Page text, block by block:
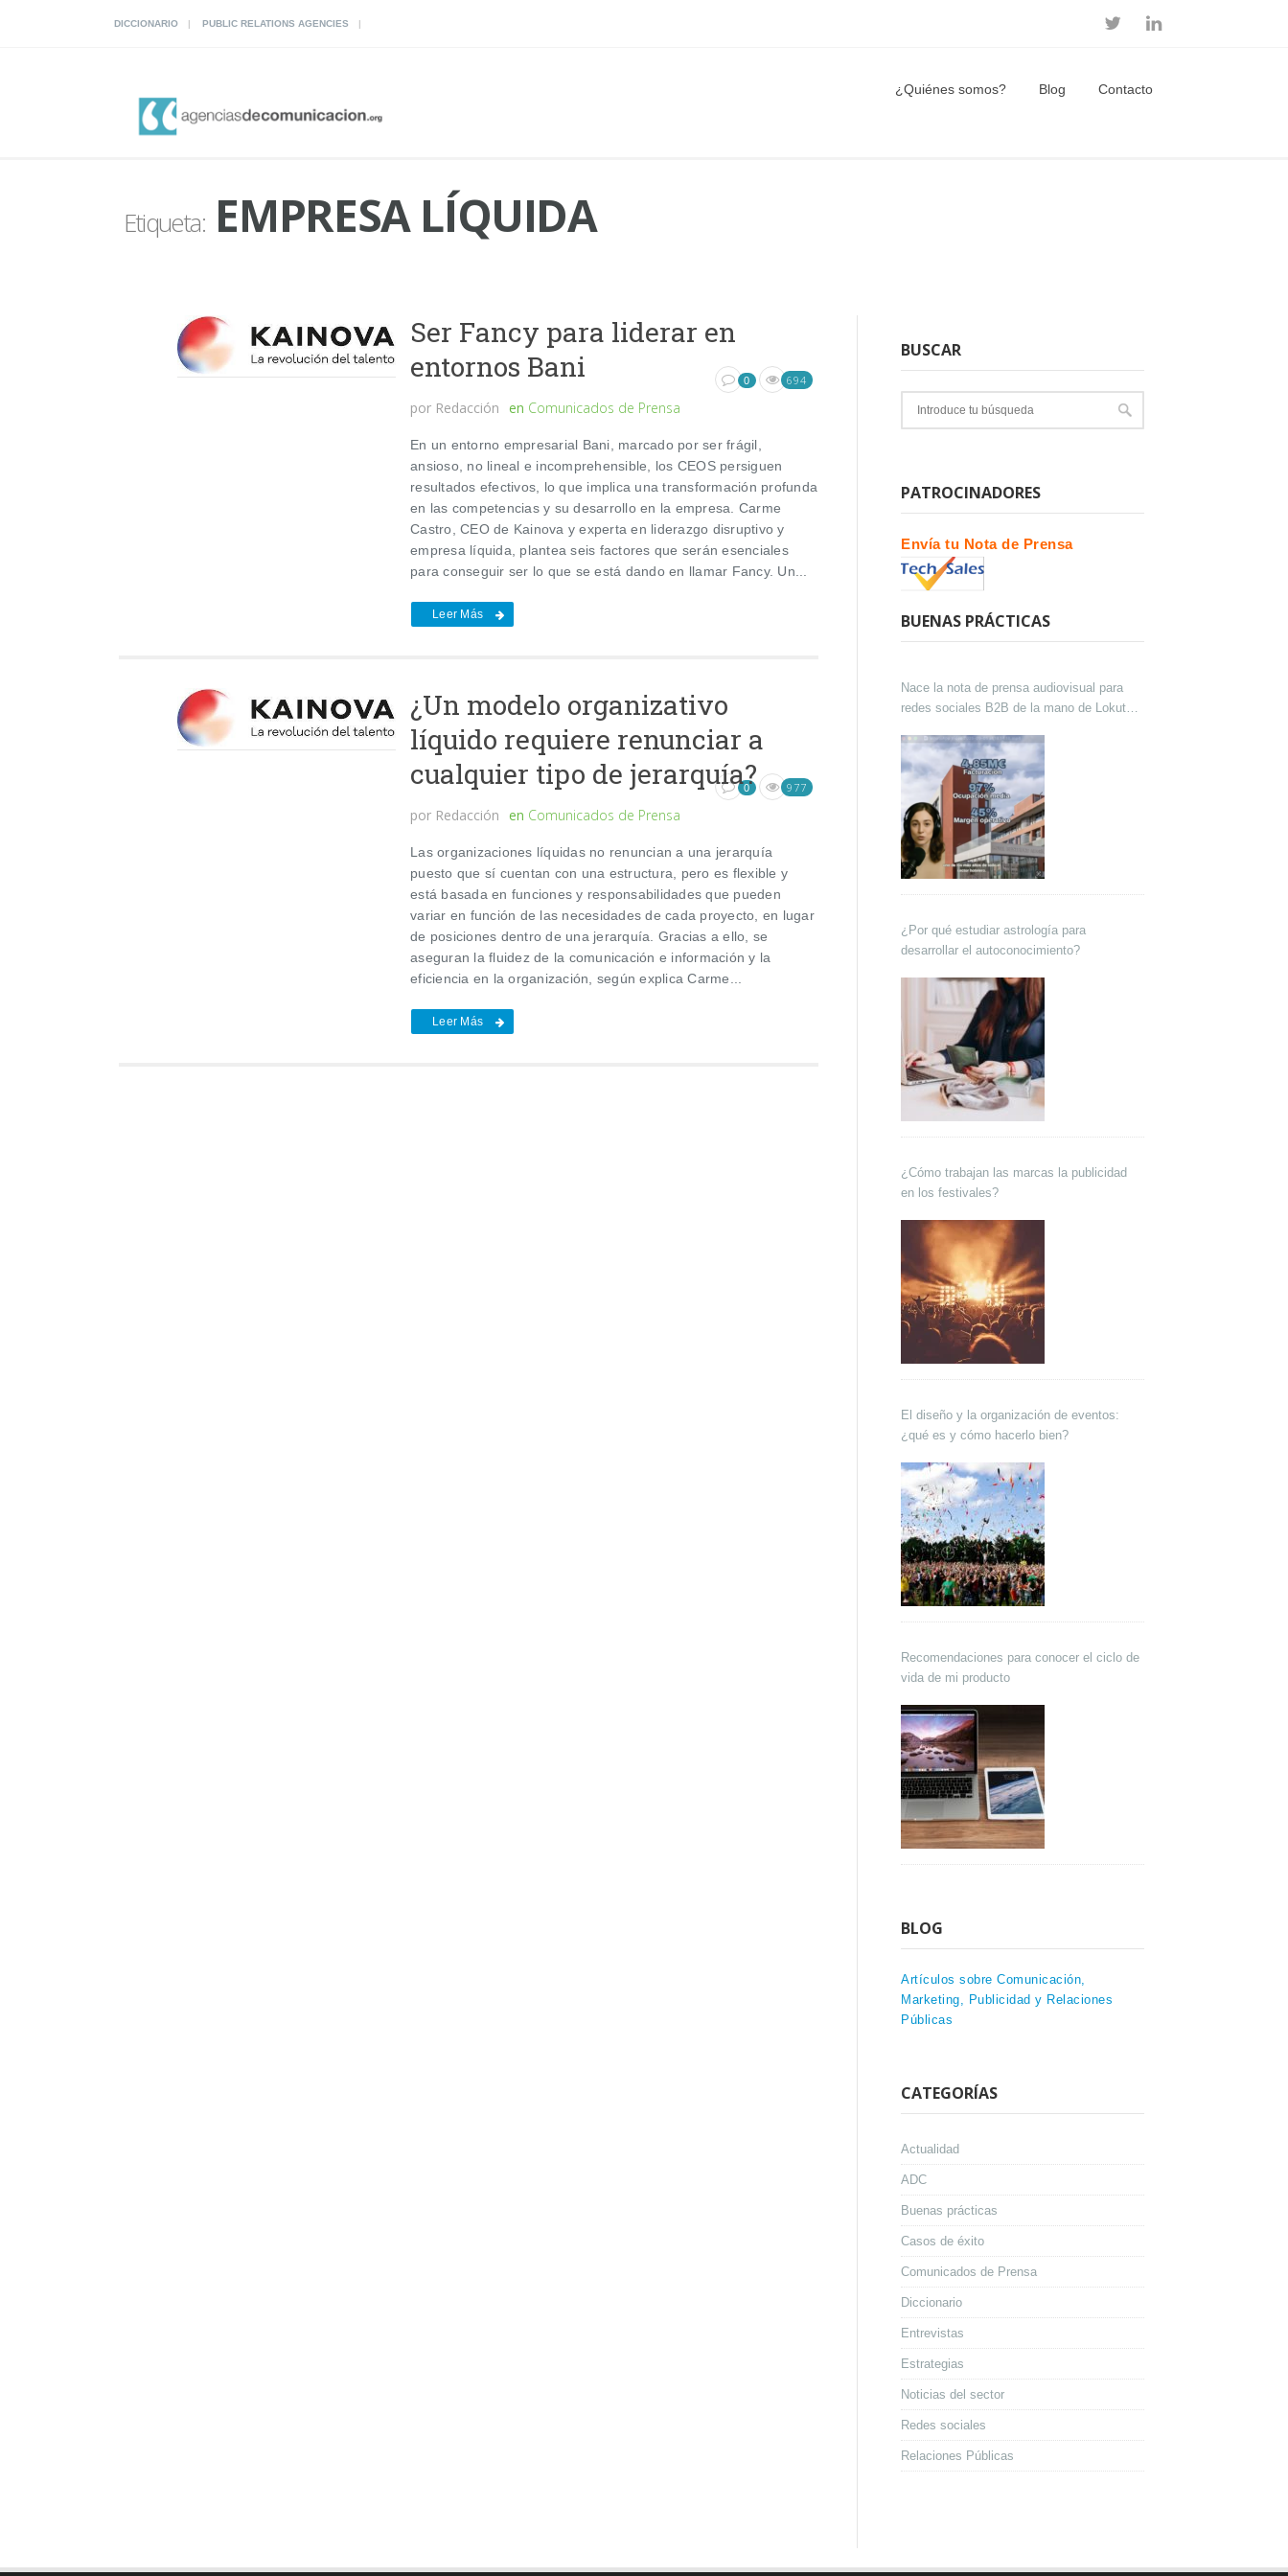
DICCIONARIO PUBLIC RELATIONS AGENCIES
¿Quiénes somos? Blog Contacto
Etiqueta:EMPRESA LÍQUIDA
Ser Fancy para liderar en
entornos Bani
por Redacción en Comunicados de Prensa
0 694
En un entorno empresarial Bani, marcado por ser frágil,
ansioso, no lineal e incomprehensible, los CEOS persiguen
resultados efectivos, lo que implica una transformación profunda
en las competencias y su desarrollo en la empresa. Carme
Castro, CEO de Kainova y experta en liderazgo disruptivo y
empresa líquida, plantea seis factores que serán esenciales
para conseguir ser lo que se está dando en llamar Fancy. Un...
Leer Más
¿Un modelo organizativo
líquido requiere renunciar a
cualquier tipo de jerarquía?
por Redacción en Comunicados de Prensa
0 977
Las organizaciones líquidas no renuncian a una jerarquía
puesto que sí cuentan con una estructura, pero es flexible y
está basada en funciones y responsabilidades que pueden
variar en función de las necesidades de cada proyecto, en lugar
de posiciones dentro de una jerarquía. Gracias a ello, se
aseguran la fluidez de la comunicación e información y la
eficiencia en la organización, según explica Carme...
Leer Más
BUSCAR
PATROCINADORES
Envía tu Nota de Prensa
BUENAS PRÁCTICAS
Nace la nota de prensa audiovisual para
redes sociales B2B de la mano de Lokutor
¿Por qué estudiar astrología para
desarrollar el autoconocimiento?
¿Cómo trabajan las marcas la publicidad
en los festivales?
El diseño y la organización de eventos:
¿qué es y cómo hacerlo bien?
Recomendaciones para conocer el ciclo de
vida de mi producto
BLOG
Artículos sobre Comunicación,
Marketing, Publicidad y Relaciones
Públicas
CATEGORÍAS
Actualidad
ADC
Buenas prácticas
Casos de éxito
Comunicados de Prensa
Diccionario
Entrevistas
Estrategias
Noticias del sector
Redes sociales
Relaciones Públicas